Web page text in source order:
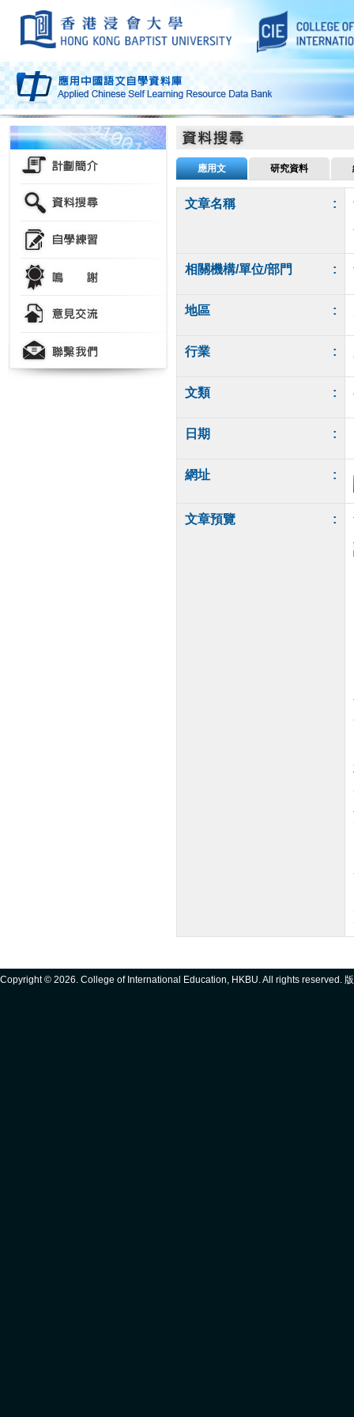
應用文 研究資料
文章名稱 :
相關機構/單位/部門 :
地區 :
行業 :
文類 :
日期 :
網址 :
文章預覽 :
Copyright © 2026. College of International Education, HKBU. All rights reserved.